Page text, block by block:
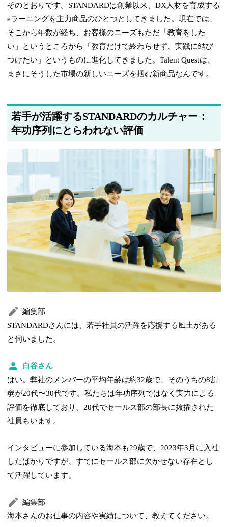
そのとおりです。STANDARDは創業以来、DX人材を育成する
eラーニングを主力商品のひとつとしてきました。現在では、
そこから年数が経ち、お客様のニーズもただ「教育をした
い」というところから「教育だけで終わらせず、実践に結び
つけたい」というものに進化してきました。Talent Questは、
まさにそうした市場の新しいニーズを掴む新商品なんです。
若手が活躍するSTANDARDのカルチャー：
年功序列にとらわれない評価
編集部
STANDARDさんには、若手社員の活躍を応援する風土がある
と伺いました。
白谷さん
はい。弊社のメンバーの平均年齢は約32歳で、そのうちの8割
弱が20代〜30代です。私たちは年功序列ではなく実力による
評価を徹底しており、20代でセールス部の部長に抜擢された
社員もいます。
インタビューに参加している海本も29歳で、2023年3月に入社
したばかりですが、すでにセールス部に欠かせない存在とし
て活躍しています。
編集部
海本さんのお仕事の内容や実績について、教えてください。